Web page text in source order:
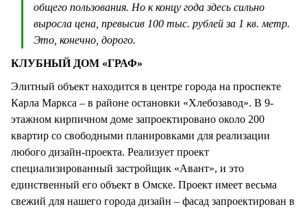
общего пользования. Но к концу года здесь сильно
выросла цена, превысив 100 тыс. рублей за 1 кв. метр.
Это, конечно, дорого.
КЛУБНЫЙ ДОМ «ГРАФ»
Элитный объект находится в центре города на проспекте
Карла Маркса – в районе остановки «Хлебозавод». В 9-
этажном кирпичном доме запроектировано около 200
квартир со свободными планировками для реализации
любого дизайн-проекта. Реализует проект
специализированный застройщик «Авант», и это
единственный его объект в Омске. Проект имеет весьма
свежий для нашего города дизайн – фасад запроектирован в